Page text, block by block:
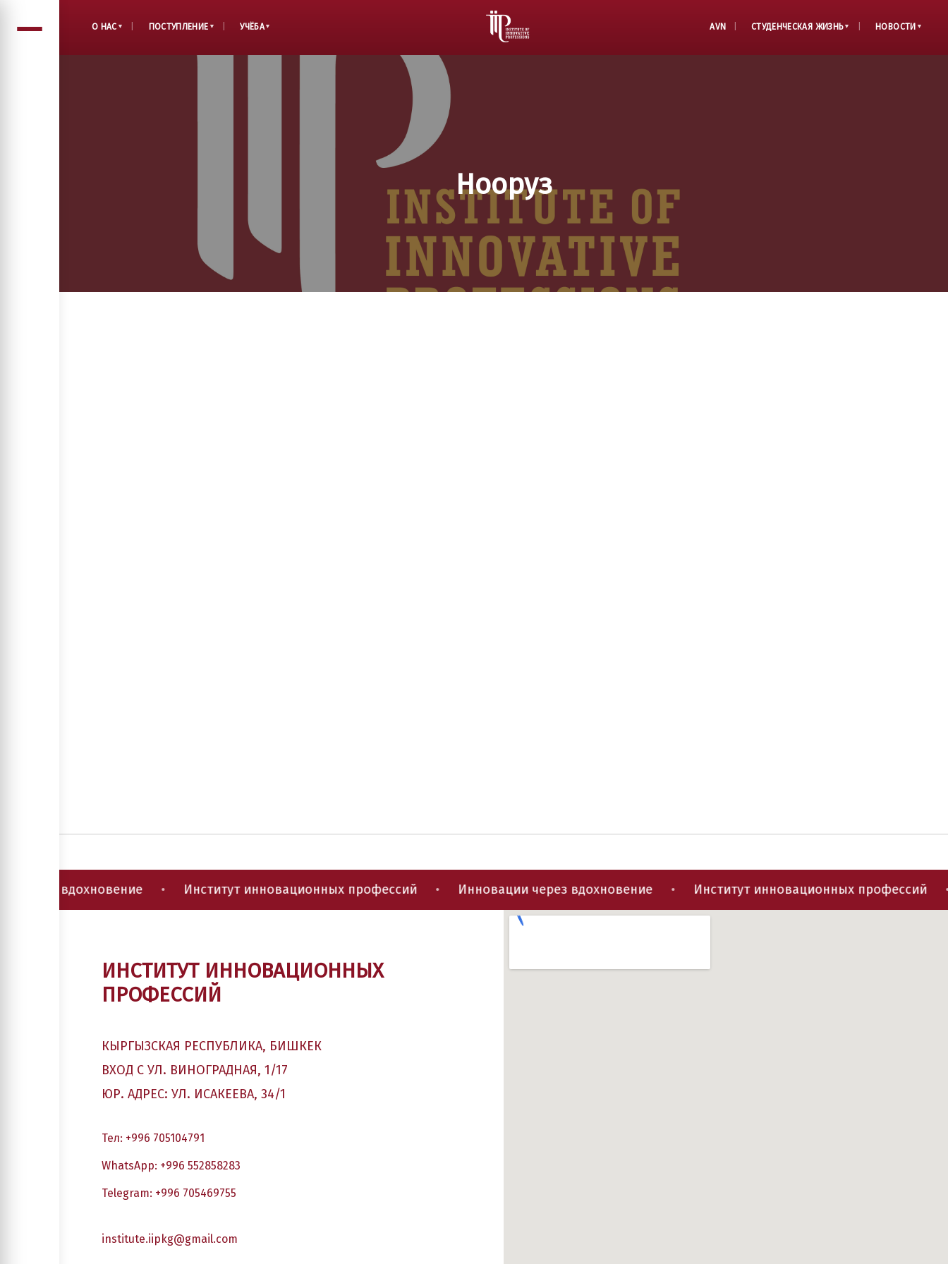
О НАС ▼ ПОСТУПЛЕНИЕ ▼ УЧЁБА ▼ AVN СТУДЕНЧЕСКАЯ ЖИЗНЬ ▼ НОВОСТИ ▼
Нооруз
вдохновение • Институт инновационных профессий • Инновации через вдохновение • Институт инновационных профессий •
ИНСТИТУТ ИННОВАЦИОННЫХ
ПРОФЕССИЙ
КЫРГЫЗСКАЯ РЕСПУБЛИКА, БИШКЕК
ВХОД С УЛ. ВИНОГРАДНАЯ, 1/17
ЮР. АДРЕС: УЛ. ИСАКЕЕВА, 34/1
Тел: +996 705104791
WhatsApp: +996 552858283
Telegram: +996 705469755
institute.iipkg@gmail.com